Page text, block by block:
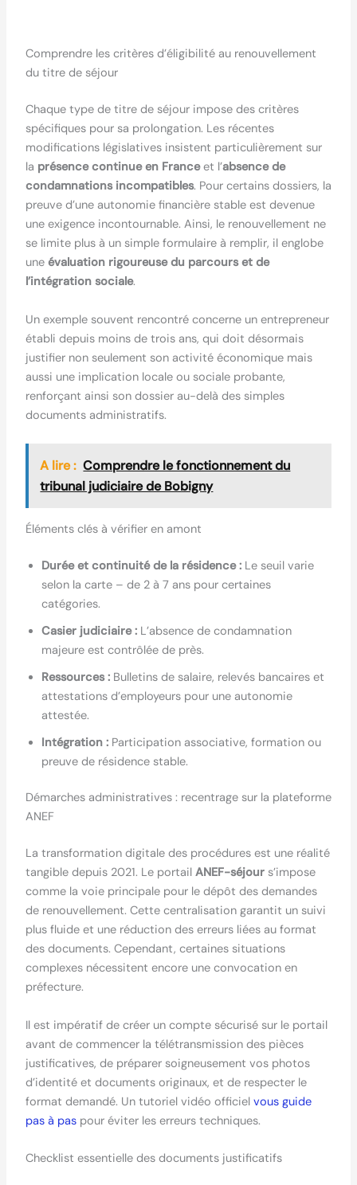
Comprendre les critères d’éligibilité au renouvellement
du titre de séjour
Chaque type de titre de séjour impose des critères
spécifiques pour sa prolongation. Les récentes
modifications législatives insistent particulièrement sur
la présence continue en Franceet l’absence de
condamnations incompatibles. Pour certains dossiers, la
preuve d’une autonomie financière stable est devenue
une exigence incontournable. Ainsi, le renouvellement ne
se limite plus à un simple formulaire à remplir, il englobe
une évaluation rigoureuse du parcours et de
l’intégration sociale.
Un exemple souvent rencontré concerne un entrepreneur
établi depuis moins de trois ans, qui doit désormais
justifier non seulement son activité économique mais
aussi une implication locale ou sociale probante,
renforçant ainsi son dossier au-delà des simples
documents administratifs.
A lire : Comprendre le fonctionnement du
tribunal judiciaire de Bobigny
Éléments clés à vérifier en amont
Durée et continuité de la résidence :Le seuil varie
selon la carte – de 2 à 7 ans pour certaines
catégories.
Casier judiciaire :L’absence de condamnation
majeure est contrôlée de près.
Ressources :Bulletins de salaire, relevés bancaires et
attestations d’employeurs pour une autonomie
attestée.
Intégration :Participation associative, formation ou
preuve de résidence stable.
Démarches administratives : recentrage sur la plateforme
ANEF
La transformation digitale des procédures est une réalité
tangible depuis 2021. Le portail ANEF-séjours’impose
comme la voie principale pour le dépôt des demandes
de renouvellement. Cette centralisation garantit un suivi
plus fluide et une réduction des erreurs liées au format
des documents. Cependant, certaines situations
complexes nécessitent encore une convocation en
préfecture.
Il est impératif de créer un compte sécurisé sur le portail
avant de commencer la télétransmission des pièces
justificatives, de préparer soigneusement vos photos
d’identité et documents originaux, et de respecter le
format demandé. Un tutoriel vidéo officiel vous guide
pas à paspour éviter les erreurs techniques.
Checklist essentielle des documents justificatifs